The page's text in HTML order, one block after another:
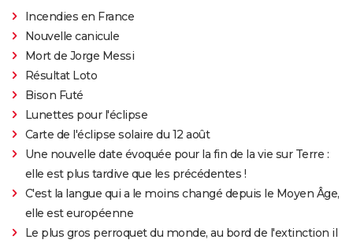
Incendies en France
Nouvelle canicule
Mort de Jorge Messi
Résultat Loto
Bison Futé
Lunettes pour l'éclipse
Carte de l'éclipse solaire du 12 août
Une nouvelle date évoquée pour la fin de la vie sur Terre :
elle est plus tardive que les précédentes !
C'est la langue qui a le moins changé depuis le Moyen Âge,
elle est européenne
Le plus gros perroquet du monde, au bord de l'extinction il